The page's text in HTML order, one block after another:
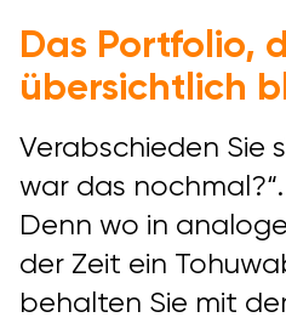
Das Portfolio,
übersichtlich
Verabschieden Sie
war das nochmal?“.
Denn wo in
der Zeit ein
behalten Sie mit